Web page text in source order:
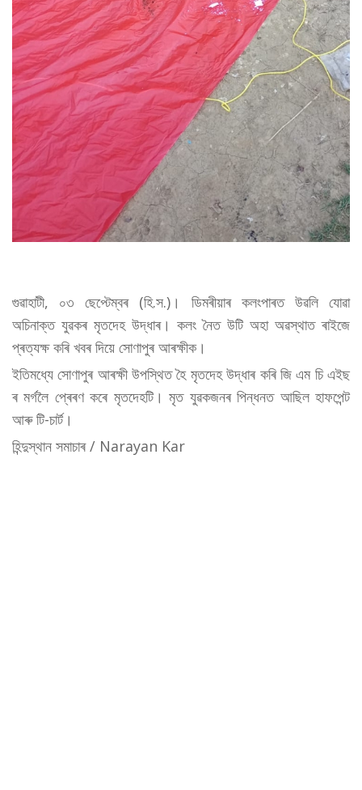
গুৱাহাটী, ০৩ ছেপ্টেম্বৰ (হি.স.)। ডিমৰীয়াৰ কলংপাৰত উৱলি যোৱা
অচিনাক্ত যুৱকৰ মৃতদেহ উদ্ধাৰ। কলং নৈত উটি অহা অৱস্থাত ৰাইজে
প্ৰত্যক্ষ কৰি খবৰ দিয়ে সোণাপুৰ আৰক্ষীক।
ইতিমধ্যে সোণাপুৰ আৰক্ষী উপস্থিত হৈ মৃতদেহ উদ্ধাৰ কৰি জি এম চি এইছ
ৰ মৰ্গলৈ প্ৰেৰণ কৰে মৃতদেহটি। মৃত যুৱকজনৰ পিন্ধনত আছিল হাফপেন্ট
আৰু টি-চাৰ্ট।
হিন্দুস্থান সমাচাৰ / Narayan Kar